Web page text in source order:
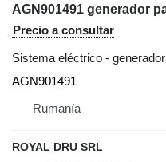
Precio a consultar
Sistema eléctrico - generador
AGN901491
Rumanía
ROYAL DRU SRL